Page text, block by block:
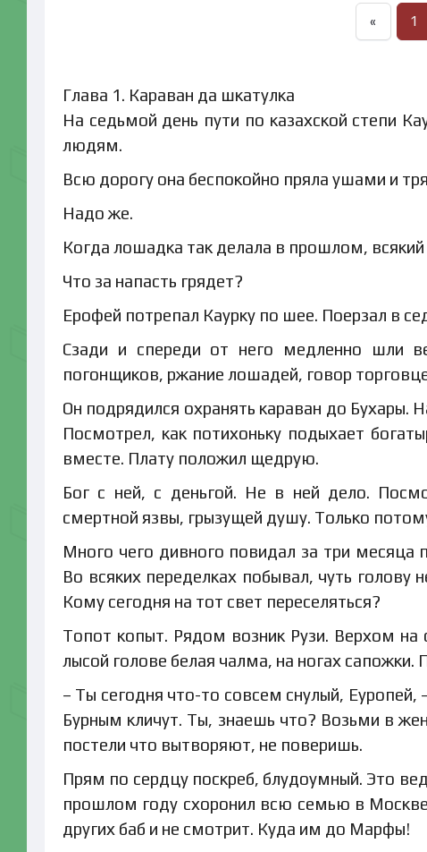
« 1
Глава 1. Караван да шкатулка
На седьмой день пути по казахской степи
людям.
Всю дорогу она беспокойно пряла ушами и
Надо же.
Когда лошадка так делала в прошлом,
Что за напасть грядет?
Ерофей потрепал Каурку по шее. Поерзал в
Сзади и спереди от него медленно шли
погонщиков, ржание лошадей, говор
Он подрядился охранять караван до Бухары.
Посмотрел, как потихоньку подыхает
вместе. Плату положил щедрую.
Бог с ней, с деньгой. Не в ней дело.
смертной язвы, грызущей душу. Только
Много чего дивного повидал за три месяца
Во всяких переделках побывал, чуть голову
Кому сегодня на тот свет переселяться?
Топот копыт. Рядом возник Рузи. Верхом
лысой голове белая чалма, на ногах сапожки.
– Ты сегодня что-то совсем снулый, Еуропей,
Бурным кличут. Ты, знаешь что? Возьми в
постели что вытворяют, не поверишь.
Прям по сердцу поскреб, блудоумный. Это
прошлом году схоронил всю семью в
других баб и не смотрит. Куда им до Марфы!